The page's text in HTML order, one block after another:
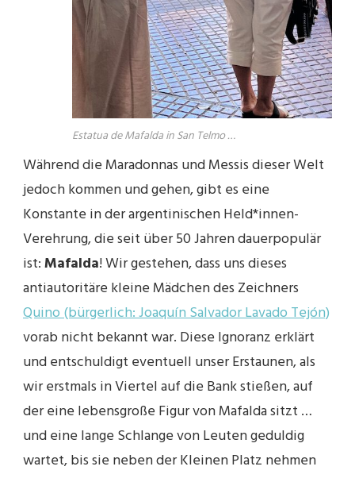
Estatua de Mafalda in San Telmo …
Während die Maradonnas und Messis dieser Welt
jedoch kommen und gehen, gibt es eine
Konstante in der argentinischen Held*innen-
Verehrung, die seit über 50 Jahren dauerpopulär
ist:Mafalda! Wir gestehen, dass uns dieses
antiautoritäre kleine Mädchen des Zeichners
Quino (bürgerlich: Joaquín Salvador Lavado Tejón)
vorab nicht bekannt war. Diese Ignoranz erklärt
und entschuldigt eventuell unser Erstaunen, als
wir erstmals in Viertel auf die Bank stießen, auf
der eine lebensgroße Figur von Mafalda sitzt …
und eine lange Schlange von Leuten geduldig
wartet, bis sie neben der Kleinen Platz nehmen